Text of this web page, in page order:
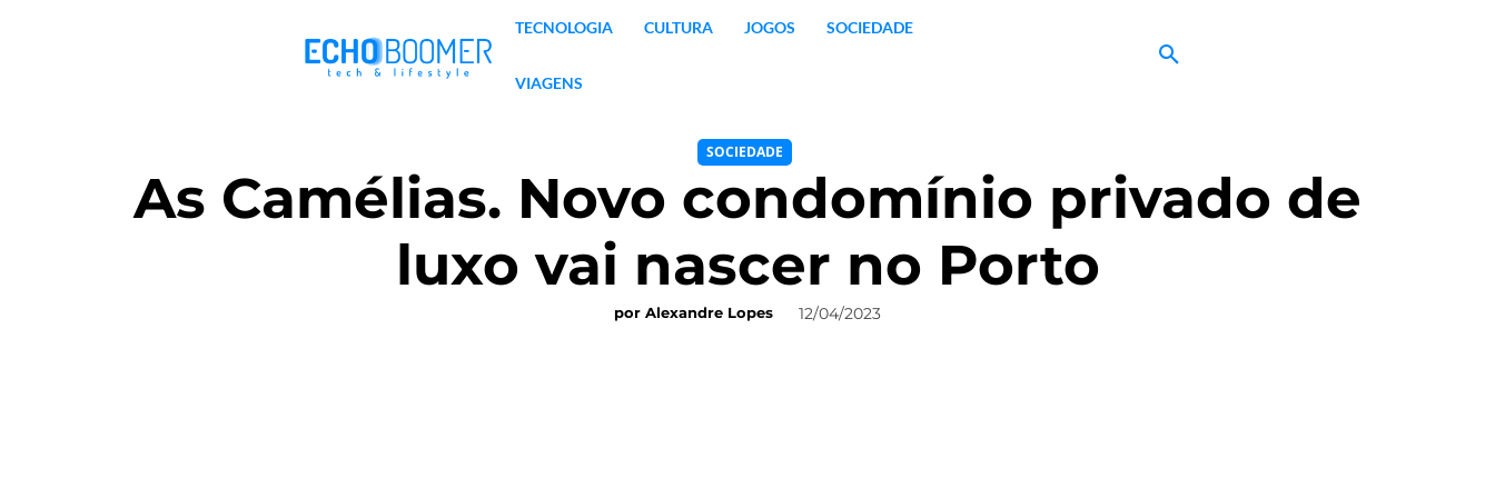
TECNOLOGIA CULTURA JOGOS SOCIEDADE
VIAGENS
SOCIEDADE
As Camélias. Novo condomínio privado de
luxo vai nascer no Porto
por Alexandre Lopes 12/04/2023